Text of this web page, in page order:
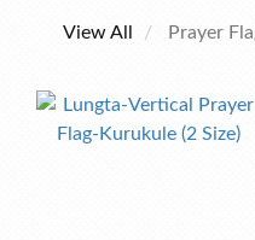
View All Prayer